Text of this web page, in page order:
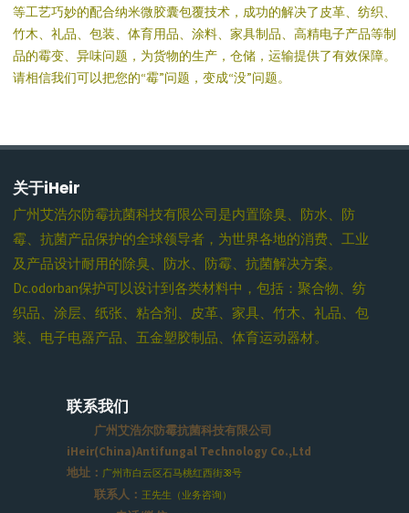
等工艺巧妙的配合纳米微胶囊包覆技术，成功的解决了皮革、纺织、
竹木、礼品、包装、体育用品、涂料、家具制品、高精电子产品等制
品的霉变、异味问题，为货物的生产，仓储，运输提供了有效保障。
请相信我们可以把您的“霉”问题，变成“没”问题。
关于iHeir
广州艾浩尔防霉抗菌科技有限公司是内置除臭、防水、防
霉、抗菌产品保护的全球领导者，为世界各地的消费、工业
及产品设计耐用的除臭、防水、防霉、抗菌解决方案。
Dc.odorban保护可以设计到各类材料中，包括：聚合物、纺
织品、涂层、纸张、粘合剂、皮革、家具、竹木、礼品、包
装、电子电器产品、五金塑胶制品、体育运动器材。
联系我们
广州艾浩尔防霉抗菌科技有限公司
iHeir(China)Antifungal Technology Co.,Ltd
地址： 广州市白云区石马桃红西街38号
联系人： 王先生（业务咨询）